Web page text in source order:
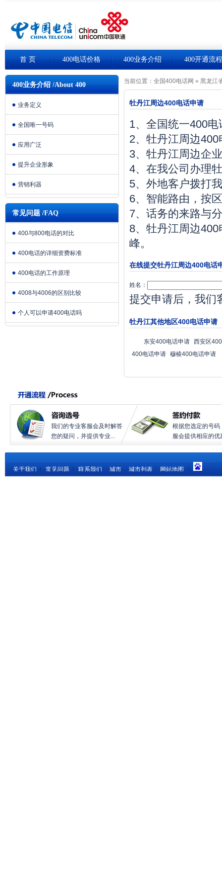
首 页 400电话价格 400业务介绍 400开通流程
400业务介绍 /About 400
业务定义
全国唯一号码
应用广泛
提升企业形象
营销利器
常见问题 /FAQ
400与800电话的对比
400电话的详细资费标准
400电话的工作原理
4008与4006的区别比较
个人可以申请400电话吗
当前位置： 全国400电话网 » 黑龙江
牡丹江周边400电话申请
1、全国统一400
2、牡丹江周边
3、牡丹江周边企
4、在我公司办理
5、外地客户拨打
6、智能路由，按
7、话务的来路与
8、牡丹江周边
峰。
在线提交牡丹江周边400电话
姓名：
提交申请后，我们
牡丹江其他地区400电话申请
东安400电话申请 西安区
400电话申请 穆棱400电话申请
我们的专业客服会及时解答
您的疑问，并提供专业...
根据您选定的号码
服会提供相应的优
关于我们 常见问题 联系我们 城市 城市列表 网站地图